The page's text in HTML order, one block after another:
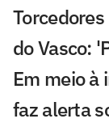
do Vasco:
Em meio à
faz alerta